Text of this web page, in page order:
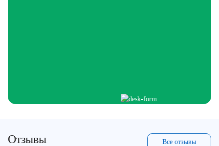
Отзывы Все отзывы